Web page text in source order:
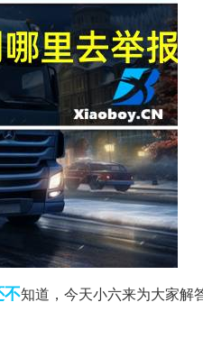
不知道，今天小六来为大家解